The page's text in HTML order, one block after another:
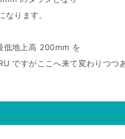
なります。
低地上高 200mm を
ですがここへ来て変わりつつ